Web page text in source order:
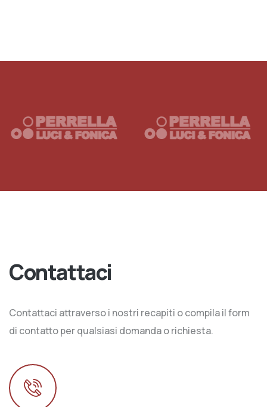
Contattaci
Contattaci attraverso i nostri recapiti o compila il form
di contatto per qualsiasi domanda o richiesta.